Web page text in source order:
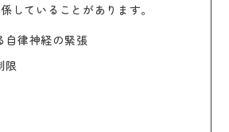
していることがあります。
自律神経の緊張
限